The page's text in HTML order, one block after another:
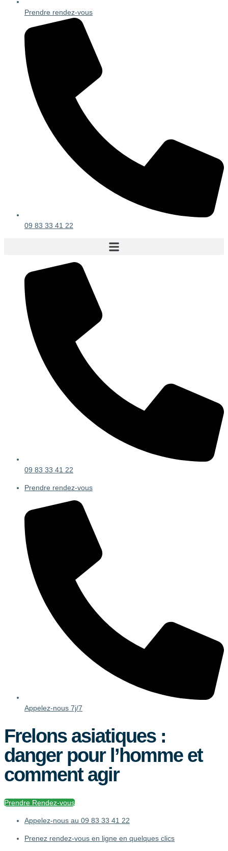
Prendre rendez-vous
09 83 33 41 22
09 83 33 41 22
Prendre rendez-vous
Appelez-nous 7j/7
Frelons asiatiques :
danger pour l’homme et
comment agir
Prendre Rendez-vous
Appelez-nous au 09 83 33 41 22
Prenez rendez-vous en ligne en quelques clics